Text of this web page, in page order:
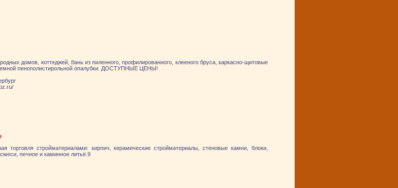
домов, коттеджей, бань из пиленного, профилированного, клееного бруса, каркасно-щитовые
пенополистирольной опалубки. ДОСТУПНЫЕ ЦЕНЫ!
торговля стройматериалами: кирпич, керамические стройматериалы, стеновые камни, блоки,
печное и каминное литьё.9